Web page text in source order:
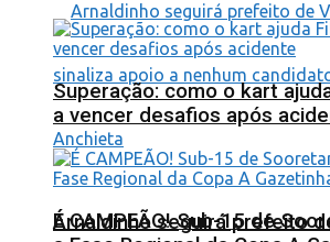
Arnaldinho seguirá prefeito
Superação: como o kart
a vencer desafios após
É CAMPEÃO! Sub-15 de